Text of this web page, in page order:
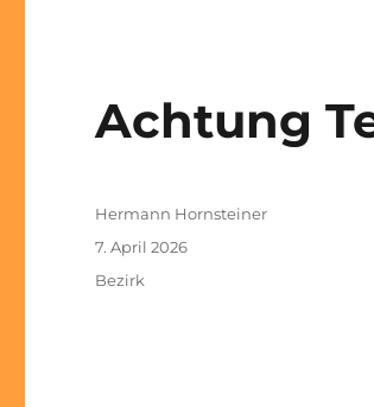
Achtung
Autor
Hermann Hornsteiner
Veröffentlicht
7. April 2026
Kategorien
Bezirk